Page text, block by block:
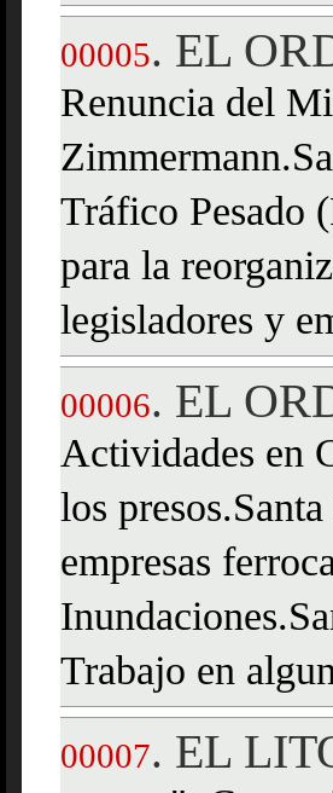
00005. EL
Renuncia del
Tráfico Pesado
para la
legisladores y
00006. EL
Actividades en
los
empresas
Trabajo en
00007. EL